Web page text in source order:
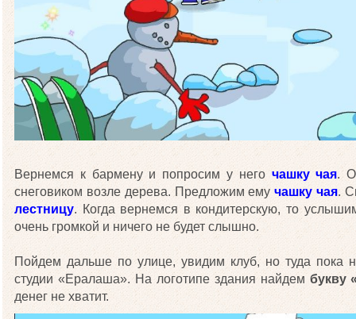
Вернемся к бармену и попросим у него чашку чая.
снеговиком возле дерева. Предложим емучашку чая.
лестницу. Когда вернемся в кондитерскую, то
очень громкой и ничего не будет слышно.
Пойдем дальше по улице, увидим клуб, но туда пока
студии «Ералаша». На логотипе здания найдем букву
денег не хватит.